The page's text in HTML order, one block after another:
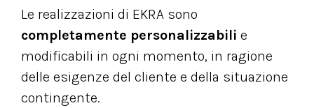
Le realizzazioni di EKRA sono
completamente personalizzabili e
modificabili in ogni momento, in ragione
delle esigenze del cliente e della situazione
contingente.